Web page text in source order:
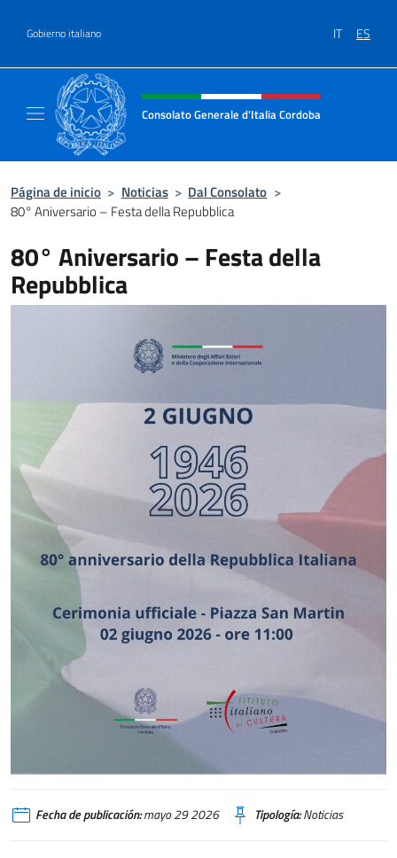
Gobierno italiano IT ES
Encabezado del sitio web,
Consolato Generale d'Italia Cordoba
Página de inicio > Noticias > Dal Consolato >
80° Aniversario – Festa della Repubblica
80° Aniversario – Festa della
Repubblica
Fecha de publicación:mayo 29 2026 Tipología:Noticias